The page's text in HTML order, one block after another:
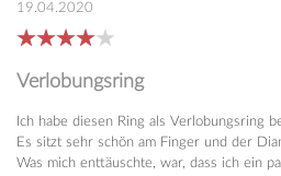
19.04.2020
Verlobungsring
Ich habe diesen Ring als Verlobungsring
Es sitzt sehr schön am Finger und der
Was mich enttäuschte, war, dass ich ein